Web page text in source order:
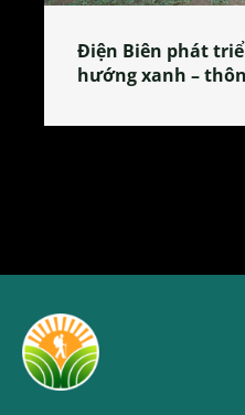
Làng làm bánh tẻ
tỏa đặc sản xứ